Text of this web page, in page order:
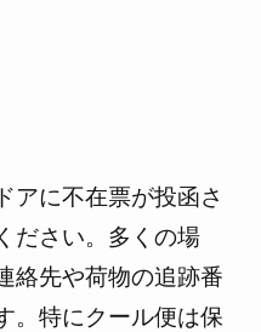
アに不在票が投函さ
ださい。多くの場
絡先や荷物の追跡番
。特にクール便は保